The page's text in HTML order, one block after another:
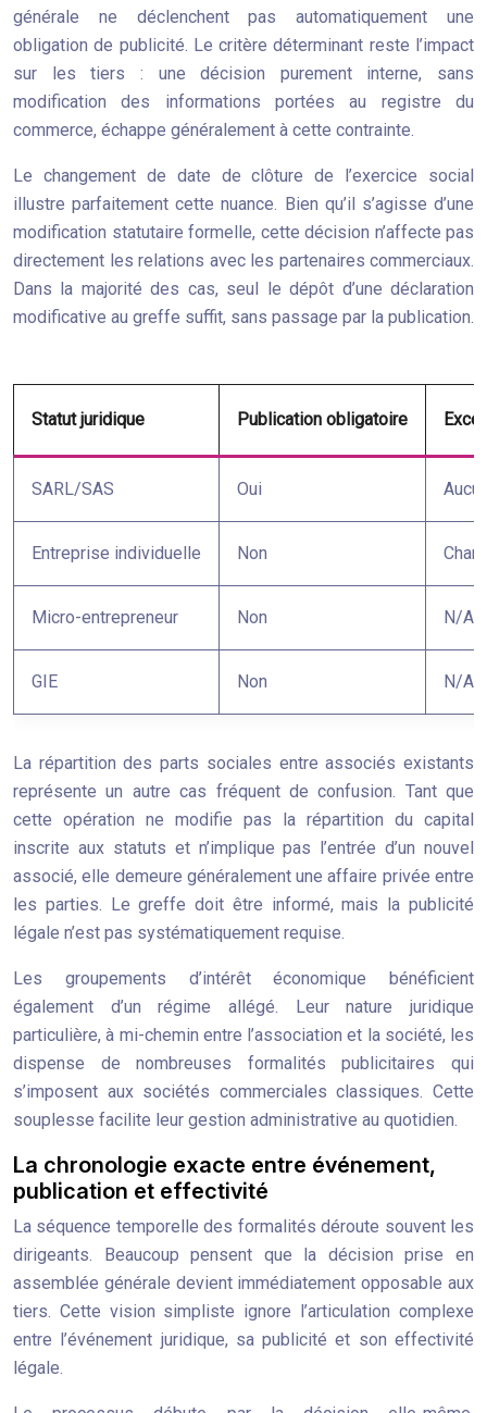
générale ne déclenchent pas automatiquement une
obligation de publicité. Le critère déterminant reste l’impact
sur les tiers : une décision purement interne, sans
modification des informations portées au registre du
commerce, échappe généralement à cette contrainte.
Le changement de date de clôture de l’exercice social
illustre parfaitement cette nuance. Bien qu’il s’agisse d’une
modification statutaire formelle, cette décision n’affecte pas
directement les relations avec les partenaires commerciaux.
Dans la majorité des cas, seul le dépôt d’une déclaration
modificative au greffe suffit, sans passage par la publication.
Statut juridique Publication obligatoire
SARL/SAS Oui
Entreprise individuelle Non
Micro-entrepreneur Non N/A
GIE Non N/A
La répartition des parts sociales entre associés existants
représente un autre cas fréquent de confusion. Tant que
cette opération ne modifie pas la répartition du capital
inscrite aux statuts et n’implique pas l’entrée d’un nouvel
associé, elle demeure généralement une affaire privée entre
les parties. Le greffe doit être informé, mais la publicité
légale n’est pas systématiquement requise.
Les groupements d’intérêt économique bénéficient
également d’un régime allégé. Leur nature juridique
particulière, à mi-chemin entre l’association et la société, les
dispense de nombreuses formalités publicitaires qui
s’imposent aux sociétés commerciales classiques. Cette
souplesse facilite leur gestion administrative au quotidien.
La chronologie exacte entre événement,
publication et effectivité
La séquence temporelle des formalités déroute souvent les
dirigeants. Beaucoup pensent que la décision prise en
assemblée générale devient immédiatement opposable aux
tiers. Cette vision simpliste ignore l’articulation complexe
entre l’événement juridique, sa publicité et son effectivité
légale.